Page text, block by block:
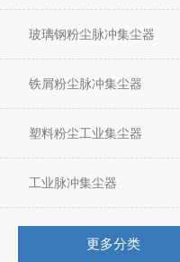
玻璃钢粉尘脉冲集尘器
铁屑粉尘脉冲集尘器
塑料粉尘工业集尘器
工业脉冲集尘器
更多分类